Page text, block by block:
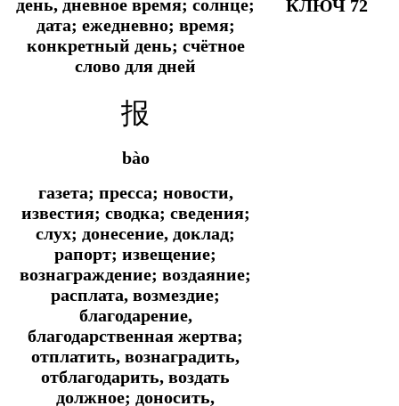
день, дневное время; солнце;
дата; ежедневно; время;
конкретный день; счётное
слово для дней
КЛЮЧ 72
报
bào
газета; пресса; новости,
известия; сводка; сведения;
слух; донесение, доклад;
рапорт; извещение;
вознаграждение; воздаяние;
расплата, возмездие;
благодарение,
благодарственная жертва;
отплатить, вознаградить,
отблагодарить, воздать
должное; доносить,